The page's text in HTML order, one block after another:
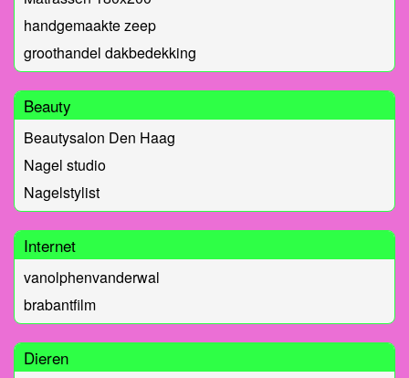
handgemaakte zeep
groothandel dakbedekking
Beauty
Beautysalon Den Haag
Nagel studio
Nagelstylist
Internet
vanolphenvanderwal
brabantfilm
Dieren